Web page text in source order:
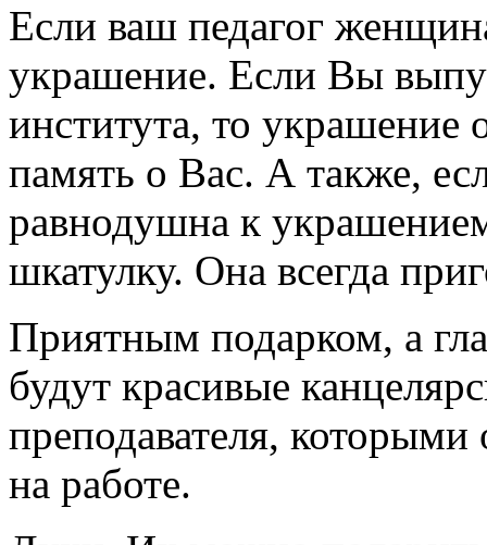
Если ваш педагог
украшение. Если Вы
института, то украшение
память о Вас. А также,
равнодушна к
шкатулку. Она всегда
Приятным подарком, а
будут красивые
преподавателя, которыми
на работе.